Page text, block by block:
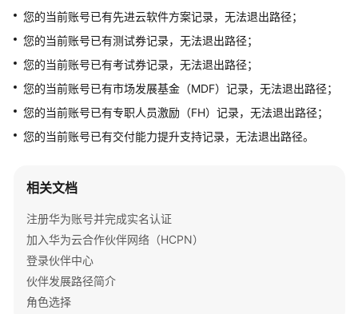
语
&
缩
语
解
释
入
为
云
合
伙
伴
您的当前账号已有先进云软件方案记录，无法退出路径；
您的当前账号已有测试券记录，无法退出路径；
您的当前账号已有考试券记录，无法退出路径；
您的当前账号已有市场发展基金（MDF）记录，无法退出路径；
您的当前账号已有专职人员激励（FH）记录，无法退出路径；
您的当前账号已有交付能力提升支持记录，无法退出路径。
相关文档
注册华为账号并完成实名认证
加入华为云合作伙伴网络（HCPN）
登录伙伴中心
伙伴发展路径简介
角色选择